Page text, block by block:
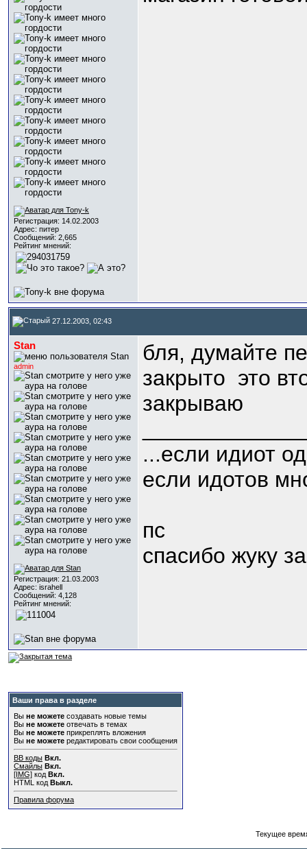
Регистрация: 14.02.2003
Адрес: питер
Сообщений: 2,665
Рейтинг мнений:
27.12.2003, 02:43
Stan
admin
Регистрация: 21.03.2003
Адрес: israhell
Сообщений: 4,128
Рейтинг мнений:
бля, думайте
закрыто это
закрываю
...если идиот
если идотов
пс
спасибо жуку
Ваши права в разделе
Вы не можете создавать новые темы
Вы не можете отвечать в темах
Вы не можете прикреплять вложения
Вы не можете редактировать свои сообщения
BB коды Вкл.
Смайлы Вкл.
[IMG] код Вкл.
HTML код Выкл.
Правила форума
Текущее